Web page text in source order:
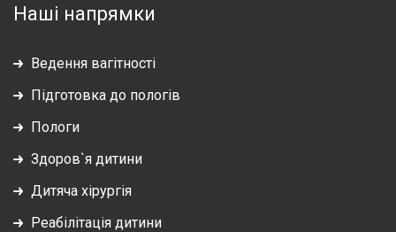
Наші напрямки
Ведення вагітності
Підготовка до пологів
Пологи
Здоров`я дитини
Дитяча хірургія
Реабілітація дитини